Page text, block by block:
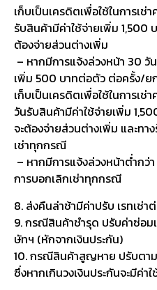
เก็บเป็นเครดิตเพื่อใช้ในการเ
รับสินค้ามีค่าใช้จ่ายเพิ่ม 1,500
ต้องจ่ายส่วนต่างเพิ่ม
– หากมีการแจ้งล่วงหน้า 30 วั
เพิ่ม 500 บาทต่อตัว ต่อครั้ง/ย
เก็บเป็นเครดิตเพื่อใช้ในการเช่
วันรับสินค้ามีค่าใช้จ่ายเพิ่ม
จะต้องจ่ายส่วนต่างเพิ่ม และทา
เช่าทุกกรณี
– หากมีการแจ้งล่วงหน้าต่ำกว่
การบอกเลิกเช่าทุกกรณี
8. ส่งคืนล่าช้ามีค่าปรับ เรทเช่
9. กรณีสินค้าชำรุด ปรับค่าซ่อม
ษัทฯ (หักจากเงินประกัน)
10. กรณีสินค้าสูญหาย ปรับตาม
ซึ่งหากเกินวงเงินประกันจะมีค่า